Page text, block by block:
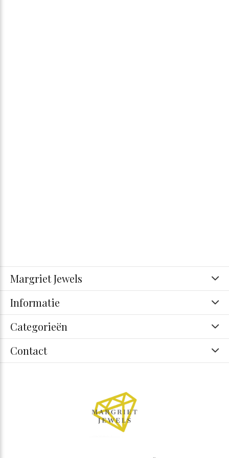
Margriet Jewels
Informatie
Categorieën
Contact